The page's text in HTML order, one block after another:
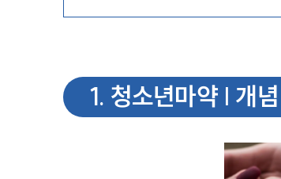
1. 청소년마약 | 개념